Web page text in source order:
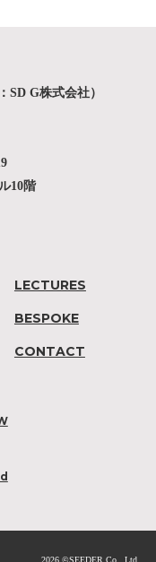
SD G株式会社）
10階
LECTURES
BESPOKE
CONTACT
2026 ©SEEDER Co., Ltd.